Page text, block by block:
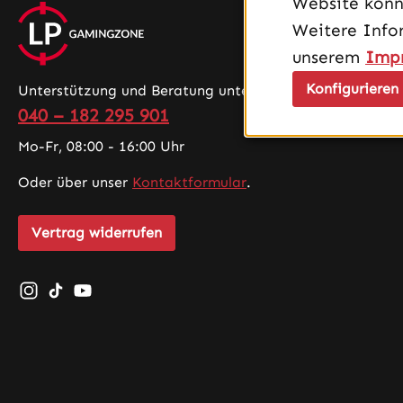
Unterstützung und Beratung unter:
040 – 182 295 901
Mo-Fr, 08:00 - 16:00 Uhr
Oder über unser Kontaktformular.
Vertrag widerrufen
Schau auf Instagram vorbei – öffnet in neuem Tab
Sieh dir unsere TikTok-Videos an – öffnet in neuem
Sieh dir unsere Videos auf YouTube an – öffnet
Weitere
unserem
Konfigurieren